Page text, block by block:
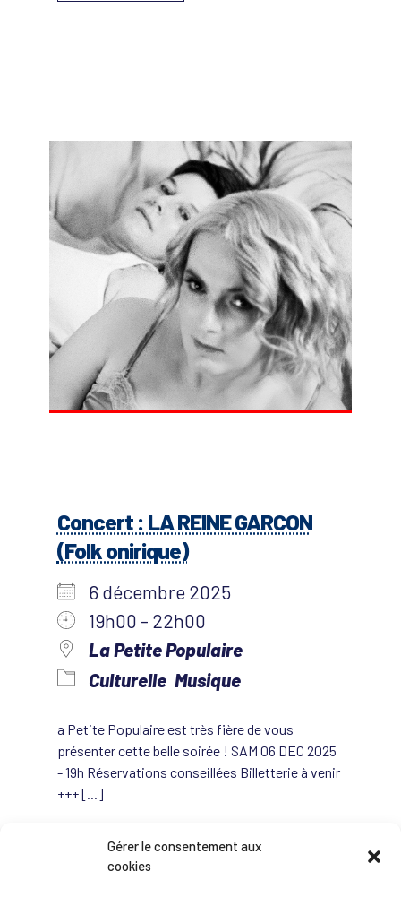
Gérer le consentement aux
cookies
Concert : LA REINE GARCON
(Folk onirique)
6 décembre 2025
19h00 - 22h00
La Petite Populaire
Culturelle Musique
a Petite Populaire est très fière de vous
présenter cette belle soirée ! SAM 06 DEC 2025
- 19h Réservations conseillées Billetterie à venir
+++ [...]
PLUS D’INFOS